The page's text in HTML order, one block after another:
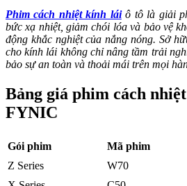
Phim cách nhiệt kính láiô tô là giải
bức xạ nhiệt, giảm chói lóa và bảo vệ
động khắc nghiệt của nắng nóng. Sở
cho kính lái không chỉ nâng tầm trải
bảo sự an toàn và thoải mái trên mọi
Bảng giá phim cách
FYNIC
Gói phim Mã phim
Z Series
W70